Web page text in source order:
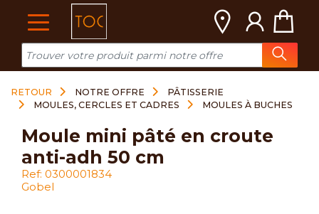
RETOUR NOTRE OFFRE
PÂTISSERIE
MOULES, CERCLES ET CADRES
MOULES À BUCHES
moule mini pâté en croute
anti-adh 50 cm
Ref: 0300001834
Gobel
Cookies management panel